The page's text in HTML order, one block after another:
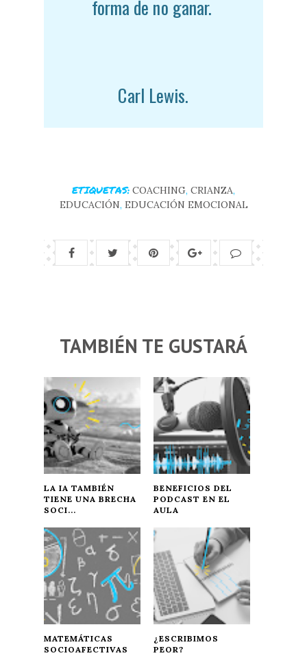
forma de no ganar.
Carl Lewis.
ETIQUETAS: COACHING, CRIANZA,
EDUCACIÓN, EDUCACIÓN EMOCIONAL
TAMBIÉN TE GUSTARÁ
LA IA TAMBIÉN
TIENE UNA BRECHA
SOCI...
BENEFICIOS DEL
PODCAST EN EL
AULA
MATEMÁTICAS
SOCIOAFECTIVAS
¿ESCRIBIMOS
PEOR?